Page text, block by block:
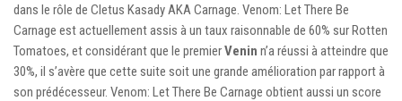
dans le rôle de Cletus Kasady AKA Carnage. Venom: Let There Be
Carnage est actuellement assis à un taux raisonnable de 60% sur Rotten
Tomatoes, et considérant que le premierVenin n’a réussi à atteindre que
30%, il s’avère que cette suite soit une grande amélioration par rapport à
son prédécesseur. Venom: Let There Be Carnage obtient aussi un score